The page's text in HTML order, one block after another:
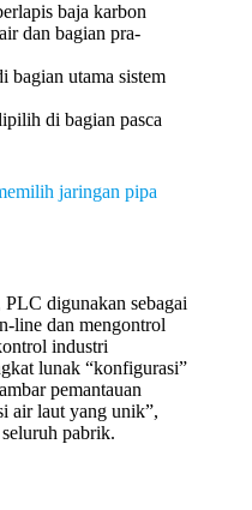
baja karbon
dan bagian pra-
bagian utama sistem
di bagian pasca
jaringan pipa
PLC digunakan sebagai
line dan mengontrol
industri
lunak “konfigurasi”
pemantauan
air laut yang unik”,
pabrik.